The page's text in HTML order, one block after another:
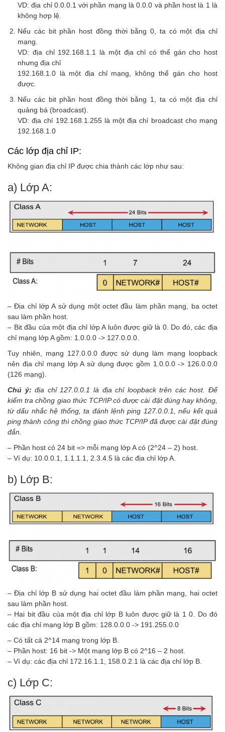
VD: địa chỉ 0.0.0.1 với phần mạng là 0.0.0 và phần host là 1 là
không hợp lệ.
Nếu các bit phần host đồng thời bằng 0, ta có một địa chỉ
mạng.
VD: địa chỉ 192.168.1.1 là một địa chỉ có thể gán cho host
nhưng địa chỉ
192.168.1.0 là một địa chỉ mạng, không thể gán cho host
được.
Nếu các bit phần host đồng thời bằng 1, ta có một địa chỉ
quảng bá (broadcast).
VD: địa chỉ 192.168.1.255 là một địa chỉ broadcast cho mạng
192.168.1.0
Các lớp địa chỉ IP:
Không gian địa chỉ IP được chia thành các lớp như sau:
a) Lớp A:
– Địa chỉ lớp A sử dụng một octet đầu làm phần mạng, ba octet
sau làm phần host.
– Bit đầu của một địa chỉ lớp A luôn được giữ là 0. Do đó, các địa
chỉ mạng lớp A gồm: 1.0.0.0 -> 127.0.0.0.
Tuy nhiên, mạng 127.0.0.0 được sử dụng làm mạng loopback
nên địa chỉ mạng lớp A sử dụng được gồm 1.0.0.0 -> 126.0.0.0
(126 mạng).
Chú ý: địa chỉ 127.0.0.1 là địa chỉ loopback trên các host. Để
kiểm tra chồng giao thức TCP/IP có được cài đặt đúng hay không,
từ dấu nhắc hệ thống, ta đánh lệnh ping 127.0.0.1, nếu kết quả
ping thành công thì chồng giao thức TCP/IP đã được cài đặt đúng
đắn.
– Phần host có 24 bit => mỗi mạng lớp A có (2^24 – 2) host.
– Ví dụ: 10.0.0.1, 1.1.1.1, 2.3.4.5 là các địa chỉ lớp A.
b) Lớp B:
– Địa chỉ lớp B sử dụng hai octet đầu làm phần mạng, hai octet
sau làm phần host.
– Hai bit đầu của một địa chỉ lớp B luôn được giữ là 1 0. Do đó
các địa chỉ mạng lớp B gồm: 128.0.0.0 -> 191.255.0.0
– Có tất cả 2^14 mạng trong lớp B.
– Phần host: 16 bit -> Một mạng lớp B có 2^16 – 2 host.
– Ví dụ: các địa chỉ 172.16.1.1, 158.0.2.1 là các địa chỉ lớp B.
c) Lớp C: